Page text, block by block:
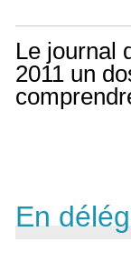
Le journal
2011 un
En